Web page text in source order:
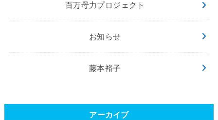
百万母力プロジェクト
お知らせ
藤本裕子
アーカイブ